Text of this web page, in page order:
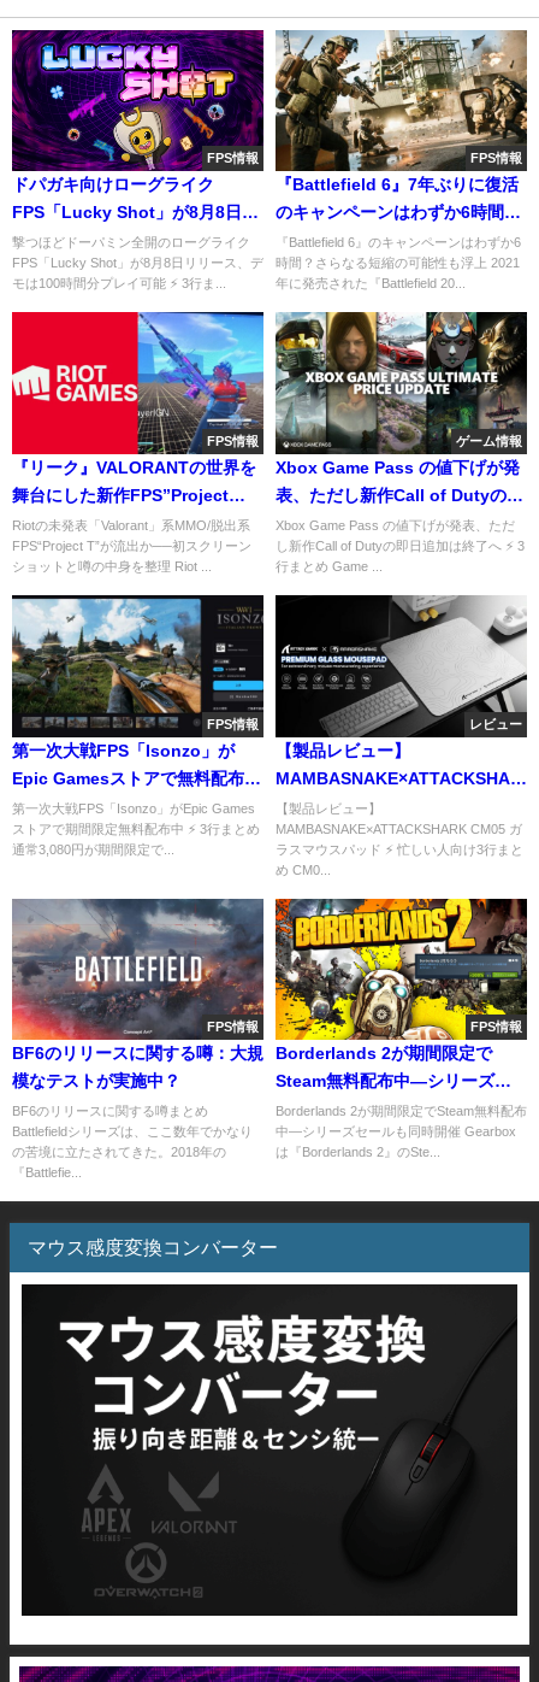
FPS情報
ドパガキ向けローグライク
FPS「Lucky Shot」が8月8日リ
リース、デモも100時間分プレイ
可能
撃つほどドーパミン全開のローグライク
FPS「Lucky Shot」が8月8日リリース、デ
モは100時間分プレイ可能 ⚡ 3行ま...
FPS情報
『Battlefield 6』7年ぶりに復活
のキャンペーンはわずか6時間？
さらなる短縮の可能性も浮上
『Battlefield 6』のキャンペーンはわずか6
時間？さらなる短縮の可能性も浮上 2021
年に発売された『Battlefield 20...
FPS情報
『リーク』VALORANTの世界を
舞台にした新作FPS”Project
T”が開発中
Riotの未発表「Valorant」系MMO/脱出系
FPS“Project T”が流出か──初スクリーン
ショットと噂の中身を整理 Riot ...
ゲーム情報
Xbox Game Pass の値下げが発
表、ただし新作Call of Dutyの即
日追加は終了へ
Xbox Game Pass の値下げが発表、ただ
し新作Call of Dutyの即日追加は終了へ ⚡ 3
行まとめ Game ...
FPS情報
第一次大戦FPS「Isonzo」が
Epic Gamesストアで無料配布
中、通常価格3,080円
第一次大戦FPS「Isonzo」がEpic Games
ストアで期間限定無料配布中 ⚡ 3行まとめ
通常3,080円が期間限定で...
レビュー
【製品レビュー】
MAMBASNAKE×ATTACKSHARK
CM05 ガラスマウスパッド
【製品レビュー】
MAMBASNAKE×ATTACKSHARK CM05 ガ
ラスマウスパッド ⚡ 忙しい人向け3行まと
め CM0...
FPS情報
BF6のリリースに関する噂：大規
模なテストが実施中？
BF6のリリースに関する噂まとめ
Battlefieldシリーズは、ここ数年でかなり
の苦境に立たされてきた。2018年の
『Battlefie...
FPS情報
Borderlands 2が期間限定で
Steam無料配布中―シリーズセ
ールも同時開催
Borderlands 2が期間限定でSteam無料配布
中―シリーズセールも同時開催 Gearbox
は『Borderlands 2』のSte...
マウス感度変換コンバーター